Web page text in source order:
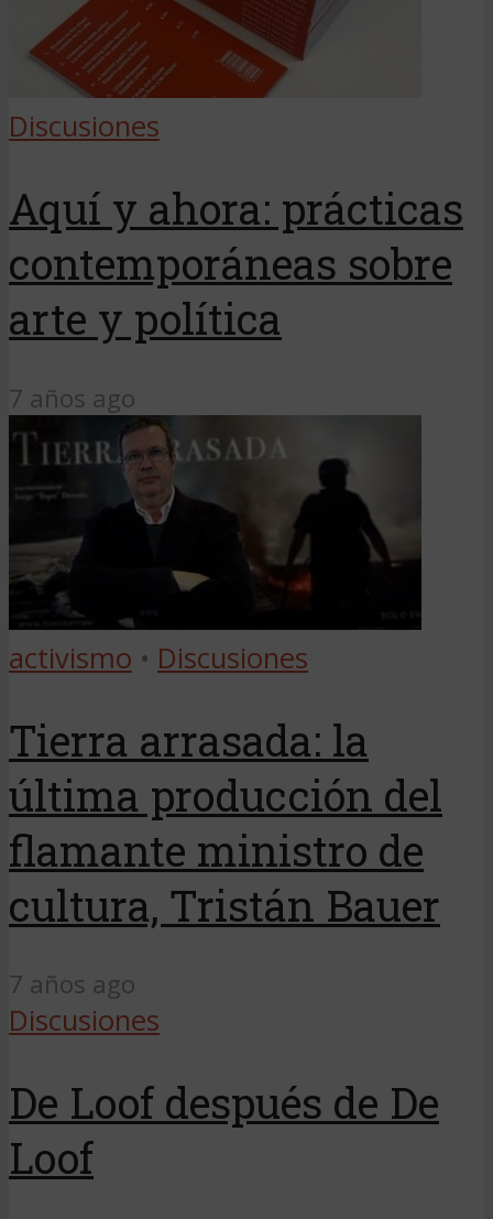
Discusiones
Aquí y ahora: prácticas
contemporáneas sobre
arte y política
7 años ago
activismo • Discusiones
Tierra arrasada: la
última producción del
flamante ministro de
cultura, Tristán Bauer
7 años ago
Discusiones
De Loof después de De
Loof